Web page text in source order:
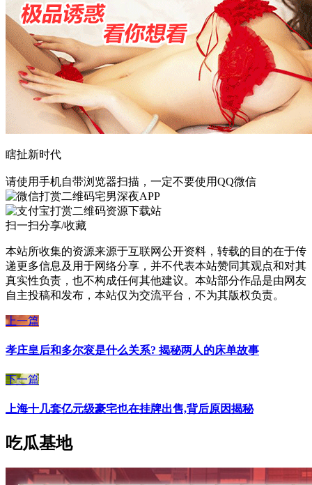
瞎扯新时代
请使用手机自带浏览器扫描，一定不要使用QQ微信
宅男深夜APP
资源下载站
扫一扫分享/收藏
本站所收集的资源来源于互联网公开资料，转载的目的在于传
递更多信息及用于网络分享，并不代表本站赞同其观点和对其
真实性负责，也不构成任何其他建议。本站部分作品是由网友
自主投稿和发布，本站仅为交流平台，不为其版权负责。
上一篇
孝庄皇后和多尔衮是什么关系? 揭秘两人的床单故事
下一篇
上海十几套亿元级豪宅也在挂牌出售,背后原因揭秘
吃瓜基地